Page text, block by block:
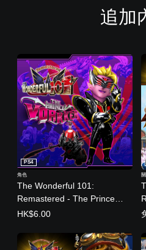
追加
The Wonderful 101:
Remastered - The Prince
Vorkken (日英文版)
PS4
角色
HK$6.00